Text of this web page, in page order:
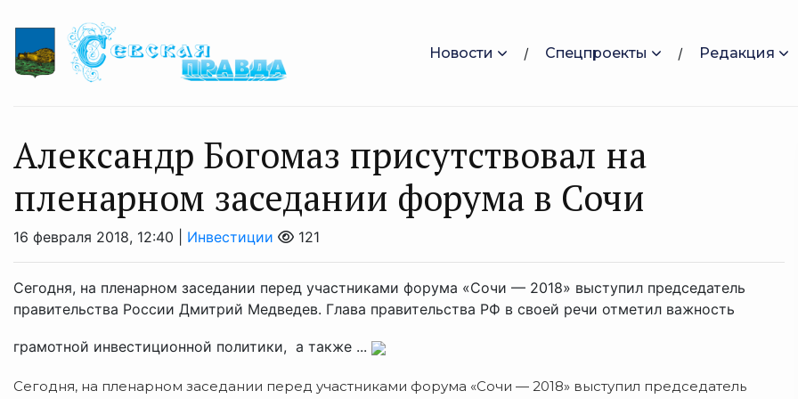
Новости Спецпроекты Редакция
Александр Богомаз присутствовал на
пленарном заседании форума в Сочи
16 февраля 2018, 12:40 | Инвестиции 121
Сегодня, на пленарном заседании перед участниками форума «Сочи — 2018» выступил председатель
правительства России Дмитрий Медведев. Глава правительства РФ в своей речи отметил важность
грамотной инвестиционной политики, а также ...
Сегодня, на пленарном заседании перед участниками форума «Сочи — 2018» выступил председатель